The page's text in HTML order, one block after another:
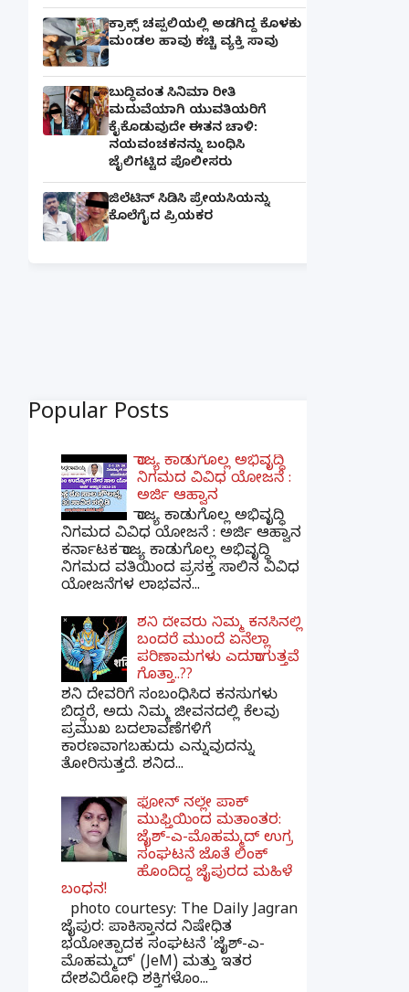
ಕ್ರಾಕ್ಸ್ ಚಪ್ಪಲಿಯಲ್ಲಿ ಅಡಗಿದ್ದ ಕೊಳಕು
ಮಂಡಲ ಹಾವು ಕಚ್ಚಿ ವ್ಯಕ್ತಿ ಸಾವು
ಬುದ್ಧಿವಂತ ಸಿನಿಮಾ ರೀತಿ
ಮದುವೆಯಾಗಿ ಯುವತಿಯರಿಗೆ
ಕೈಕೊಡುವುದೇ ಈತನ ಚಾಳಿ:
ನಯವಂಚಕನನ್ನು ಬಂಧಿಸಿ
ಜೈಲಿಗಟ್ಟಿದ ಪೊಲೀಸರು
ಜಿಲೆಟಿನ್ ಸಿಡಿಸಿ ಪ್ರೇಯಸಿಯನ್ನು
ಕೊಲೆಗೈದ ಪ್ರಿಯಕರ
Popular Posts
ರಾಜ್ಯ ಕಾಡುಗೊಲ್ಲ ಅಭಿವೃದ್ಧಿ
ನಿಗಮದ ವಿವಿಧ ಯೋಜನೆ :
ಅರ್ಜಿ ಆಹ್ವಾನ
ರಾಜ್ಯ ಕಾಡುಗೊಲ್ಲ ಅಭಿವೃದ್ಧಿ
ನಿಗಮದ ವಿವಿಧ ಯೋಜನೆ : ಅರ್ಜಿ ಆಹ್ವಾನ
ಕರ್ನಾಟಕ ರಾಜ್ಯ ಕಾಡುಗೊಲ್ಲ ಅಭಿವೃದ್ಧಿ
ನಿಗಮದ ವತಿಯಿಂದ ಪ್ರಸಕ್ತ ಸಾಲಿನ ವಿವಿಧ
ಯೋಜನೆಗಳ ಲಾಭವನ...
ಶನಿ ದೇವರು ನಿಮ್ಮ ಕನಸಿನಲ್ಲಿ
ಬಂದರೆ ಮುಂದೆ ಏನೆಲ್ಲಾ
ಪರಿಣಾಮಗಳು ಎದುರಾಗುತ್ತವೆ
ಗೊತ್ತಾ..??
ಶನಿ ದೇವರಿಗೆ ಸಂಬಂಧಿಸಿದ ಕನಸುಗಳು
ಬಿದ್ದರೆ, ಅದು ನಿಮ್ಮ ಜೀವನದಲ್ಲಿ ಕೆಲವು
ಪ್ರಮುಖ ಬದಲಾವಣೆಗಳಿಗೆ
ಕಾರಣವಾಗಬಹುದು ಎನ್ನುವುದನ್ನು
ತೋರಿಸುತ್ತದೆ. ಶನಿದ...
ಫೋನ್ ನಲ್ಲೇ ಪಾಕ್
ಮುಫ್ತಿಯಿಂದ ಮತಾಂತರ:
ಜೈಶ್-ಎ-ಮೊಹಮ್ಮದ್ ಉಗ್ರ
ಸಂಘಟನೆ ಜೊತೆ ಲಿಂಕ್
ಹೊಂದಿದ್ದ ಜೈಪುರದ ಮಹಿಳೆ
ಬಂಧನ!
photo courtesy: The Daily Jagran
ಜೈಪುರ: ಪಾಕಿಸ್ತಾನದ ನಿಷೇಧಿತ
ಭಯೋತ್ಪಾದಕ ಸಂಘಟನೆ 'ಜೈಶ್-ಎ-
ಮೊಹಮ್ಮದ್' (JeM) ಮತ್ತು ಇತರ
ದೇಶವಿರೋಧಿ ಶಕ್ತಿಗಳೊಂ...